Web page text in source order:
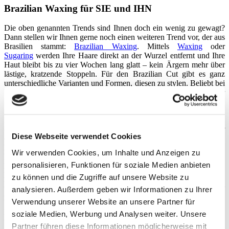
Diese Webseite verwendet Cookies
Wir verwenden Cookies, um Inhalte und Anzeigen zu
personalisieren, Funktionen für soziale Medien anbieten
zu können und die Zugriffe auf unsere Website zu
analysieren. Außerdem geben wir Informationen zu Ihrer
Verwendung unserer Website an unsere Partner für
soziale Medien, Werbung und Analysen weiter. Unsere
Partner führen diese Informationen möglicherweise mit
Brazilian Waxing für SIE und IHN
Die oben genannten Trends sind Ihnen doch ein wenig zu gewagt?
Dann stellen wir Ihnen gerne noch einen weiteren Trend vor, der aus
Brasilien stammt:Brazilian Waxing. Mittels Waxingoder
Sugaring werden Ihre Haare direkt an der Wurzel entfernt und Ihre
Haut bleibt bis zu vier Wochen lang glatt – kein Ärgern mehr über
lästige, kratzende Stoppeln. Für den Brazilian Cut gibt es ganz
unterschiedliche Varianten und Formen, diesen zu stylen. Beliebt bei
Frauen ist der
, bei dem ein schmaler
Streifen über der Intimgegend bestehen bleibt. BeimBrazilian
Brazilian Hollywood Cut
entscheiden, entfernen wir Ihnen sämtliche Haare im Intimbereich.
Leistengegend gewachst, damit beim Schwimmen keine noch so
kleinen Härchen herausgucken – denn das muss wirklich nicht sein.
Dabei sind Sie in professionellen Händen. Selbstverständlich
das Brazilian Waxing ausprobieren. Beim
Brazilian Manbleibt die Behaarung oberhalb des Geschlechtsteils
bestehen, während wir bei der FormBrazilian Hollywood Man
Haare im Intimbereich vollständig entfernen. Insbesondere, wenn es
bereich geht, entwickeln einige Kunden genau diese